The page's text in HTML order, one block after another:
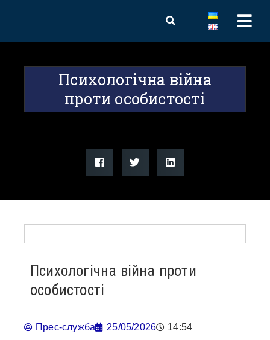
Психологічна війна
проти особистості
Психологічна війна проти
особистості
Прес-служба 25/05/2026 14:54